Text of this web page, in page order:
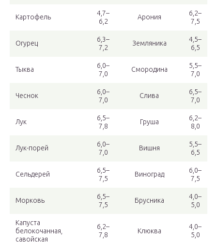
Картофель
4,7–
6,2
Арония
6,2–
7,5
Огурец
6,3–
7,2
Земляника
4,5–
6,5
Тыква
6,0–
7,0
Смородина
5,5–
7,0
Чеснок
6,0–
7,0
Слива
6,5–
7,0
Лук
6,5–
7,8
Груша
6,2–
8,0
Лук-порей
6,0–
7,0
Вишня
5,5–
6,5
Сельдерей
6,5–
7,5
Виноград
6,0–
7,5
Морковь
6,5–
7,5
Брусника
4,0–
5,0
Капуста
белокочанная,
савойская
6,2–
7,8
Клюква
4,0–
5,0